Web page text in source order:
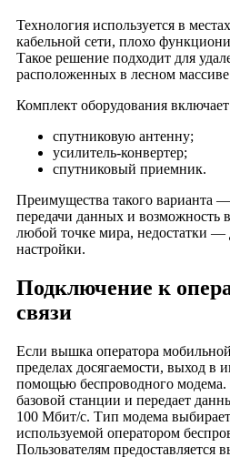
Орехово
Орликов плаза
Остров
Остров мечты
Отрадное
Охотный ряд
Очаково
Павелецкий
Павловский
Парк плейс
Парк Хаус
Парус
Пассаж
Перловский
Перово Молл
Персона Грата
Технология используется в
кабельной сети, плохо
Такое решение подходит для
расположенных в лесном
Комплект оборудования
спутниковую антенну;
усилитель-конвертер;
спутниковый приемник.
Преимущества такого варианта
передачи данных и возможность
любой точке мира, недостатки —
настройки.
Подключение к
связи
Если вышка оператора мобильной
пределах досягаемости, выход в
помощью беспроводного модема.
базовой станции и передает
100 Мбит/с. Тип модема
используемой оператором
Пользователям предоставляется